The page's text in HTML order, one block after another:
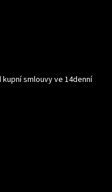
smlouvy ve 14denní